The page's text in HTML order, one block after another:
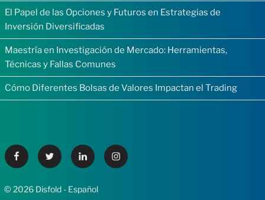
El Papel de las Opciones y Futuros en Estrategias de
Inversión Diversificadas
Maestría en Investigación de Mercado: Herramientas,
Técnicas y Fallas Comunes
Cómo Diferentes Bolsas de Valores Impactan el Trading
FacebookTwitter LinkedinInstagram
© 2026 Disfold - Español